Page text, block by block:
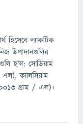
হিসেবে ল্যাকটিক
উপাদানগুলির
হ'ল: সোডিয়াম
ক্যালসিয়াম
গ্রাম / এল)।